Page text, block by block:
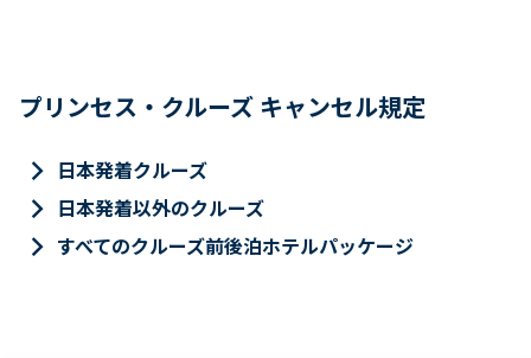
プリンセス・クルーズ キャンセル規定
keyboard_arrow_right 日本発着クルーズ
keyboard_arrow_right 日本発着以外のクルーズ
keyboard_arrow_right すべてのクルーズ前後泊ホテルパッケージ